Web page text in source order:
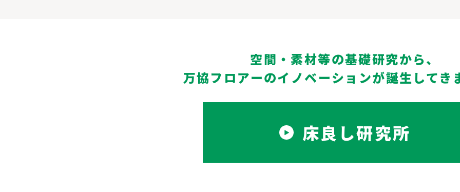
空間・素材等の基礎研究から、
万協フロアーのイノベーションが誕生してき
床良し研究所